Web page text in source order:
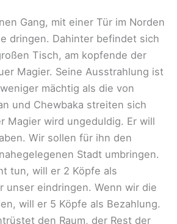
Gang, mit einer Tür im Norden
dringen. Dahinter befindet sich
Tisch, am kopfende der
Magier. Seine Ausstrahlung ist
mächtig als die von
und Chewbaka streiten sich
Magier wird ungeduldig. Er will
Wir sollen für ihn den
Stadt umbringen.
tun, will er 2 Köpfe als
unser eindringen. Wenn wir die
will er 5 Köpfe als Bezahlung.
den Raum, der Rest der